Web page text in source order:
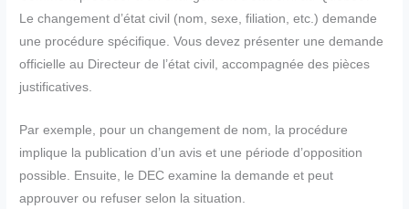
Le changement d’état civil (nom, sexe, filiation, etc.) demande
une procédure spécifique. Vous devez présenter une demande
officielle au Directeur de l’état civil, accompagnée des pièces
justificatives.
Par exemple, pour un changement de nom, la procédure
implique la publication d’un avis et une période d’opposition
possible. Ensuite, le DEC examine la demande et peut
approuver ou refuser selon la situation.